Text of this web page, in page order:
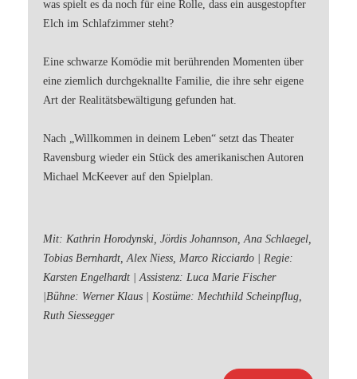
was spielt es da noch für eine Rolle, dass ein ausgestopfter
Elch im Schlafzimmer steht?
Eine schwarze Komödie mit berührenden Momenten über
eine ziemlich durchgeknallte Familie, die ihre sehr eigene
Art der Realitätsbewältigung gefunden hat.
Nach „Willkommen in deinem Leben“ setzt das Theater
Ravensburg wieder ein Stück des amerikanischen Autoren
Michael McKeever auf den Spielplan.
Mit: Kathrin Horodynski, Jördis Johannson, Ana Schlaegel,
Tobias Bernhardt, Alex Niess, Marco Ricciardo | Regie:
Karsten Engelhardt | Assistenz: Luca Marie Fischer
|Bühne: Werner Klaus | Kostüme: Mechthild Scheinpflug,
Ruth Siessegger